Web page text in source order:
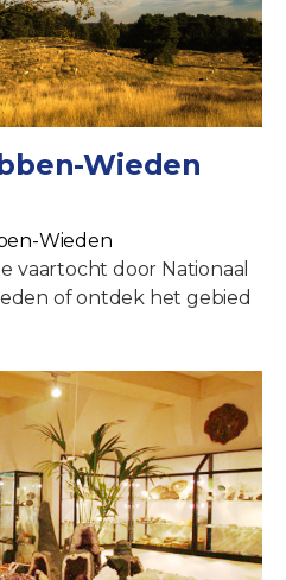
Wieden
Wieden
vaartocht door Nationaal
of ontdek het gebied